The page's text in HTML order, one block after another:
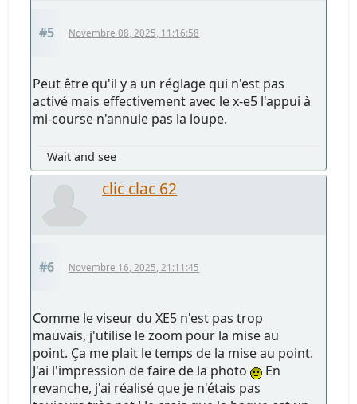
#5 Novembre 08, 2025, 11:16:58
Peut être qu'il y a un réglage qui n'est pas
activé mais effectivement avec le x-e5 l'appui à
mi-course n'annule pas la loupe.
Wait and see
clic clac 62
#6 Novembre 16, 2025, 21:11:45
Comme le viseur du XE5 n'est pas trop
mauvais, j'utilise le zoom pour la mise au
point. Ça me plait le temps de la mise au point.
J'ai l'impression de faire de la photo
En
revanche, j'ai réalisé que je n'étais pas